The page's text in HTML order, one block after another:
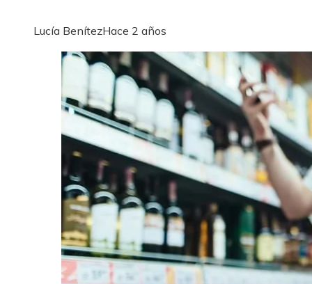
Lucía BenítezHace 2 años